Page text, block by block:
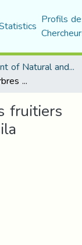
Profils
Department of Natural and Life Sciences
La biodiversité des arbres fruitiers dans la commune de M’sila
fruitiers